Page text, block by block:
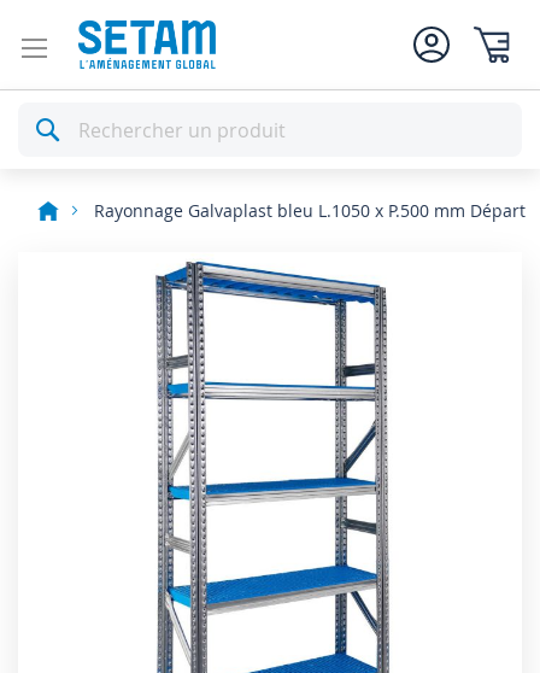
Rechercher
Rayonnage Galvaplast bleu L.1050 x P.500 mm Départ